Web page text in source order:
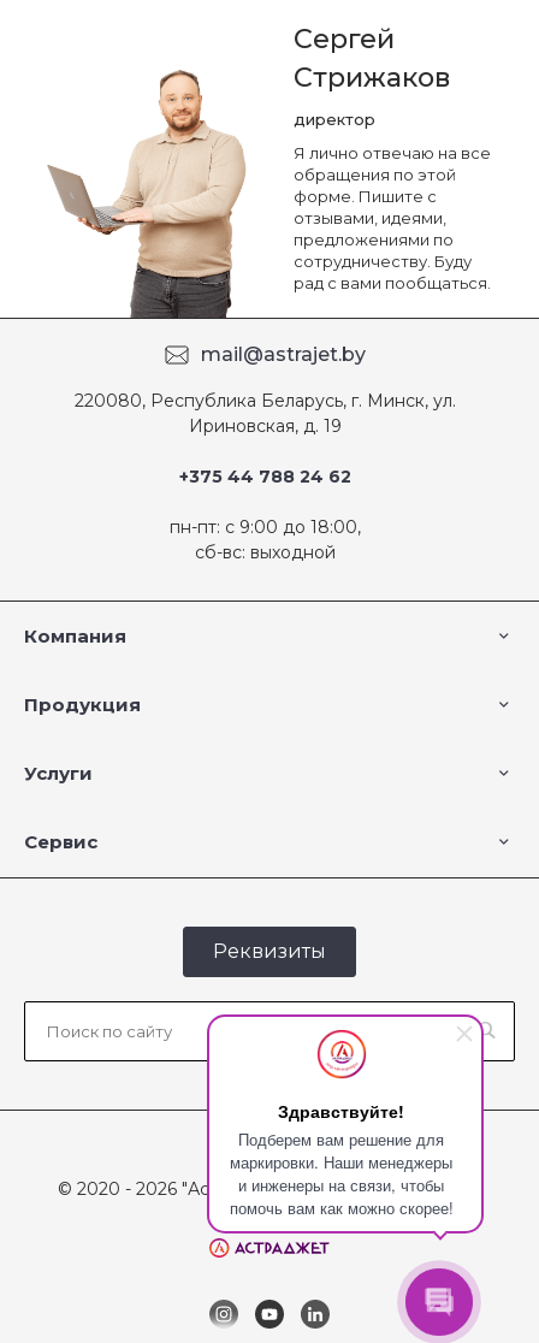
Здравствуйте!
Подберем вам решение для
маркировки. Наши менеджеры
и инженеры на связи, чтобы
помочь вам как можно скорее!
Сергей
Стрижаков
директор
Я лично отвечаю на все
обращения по этой
форме. Пишите с
отзывами, идеями,
предложениями по
сотрудничеству. Буду
рад с вами пообщаться.
mail@astrajet.by
220080, Республика Беларусь, г. Минск, ул.
Ириновская, д. 19
+375 44 788 24 62
пн-пт: с 9:00 до 18:00,
сб-вс: выходной
Компания
Продукция
Услуги
Сервис
Реквизиты
© 2020 - 2026 "Астраджет", Все права защищены